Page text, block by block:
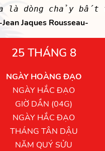
là dòng chảy bất
-Jean Jaques Rousseau-
25 THÁNG 8
NGÀY HOÀNG ĐẠO
NGÀY HẮC ĐẠO
GIỜ DẦN (04G)
NGÀY HẮC ĐẠO
THÁNG TÂN DẬU
NĂM QUÝ SỬU